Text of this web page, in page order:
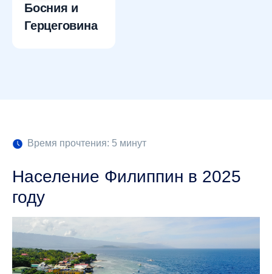
Босния и
Герцеговина
Время прочтения: 5 минут
Население Филиппин в 2025
году